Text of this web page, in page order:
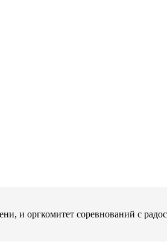
и оргкомитет соревнований с